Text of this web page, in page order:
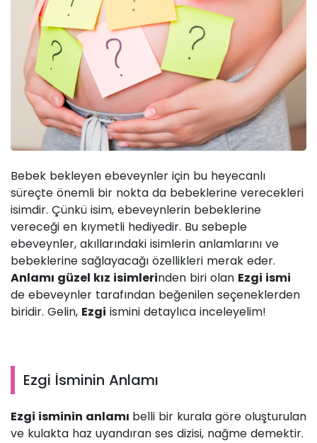
Bebek bekleyen ebeveynler için bu heyecanlı
süreçte önemli bir nokta da bebeklerine verecekleri
isimdir. Çünkü isim, ebeveynlerin bebeklerine
vereceği en kıymetli hediyedir. Bu sebeple
ebeveynler, akıllarındaki isimlerin anlamlarını ve
bebeklerine sağlayacağı özellikleri merak eder.
Anlamı güzel kız isimlerinden biri olan Ezgi ismi
de ebeveynler tarafından beğenilen seçeneklerden
biridir. Gelin, Ezgi ismini detaylıca inceleyelim!
Ezgi İsminin Anlamı
Ezgi isminin anlamı belli bir kurala göre oluşturulan
ve kulakta haz uyandıran ses dizisi, nağme demektir.